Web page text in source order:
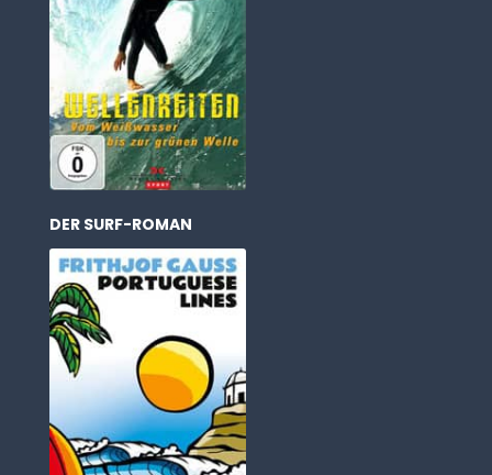
DER SURF-ROMAN